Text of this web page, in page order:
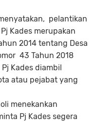
pelantikan
Kades merupakan
2014 tentang Desa
43 Tahun 2018
Kades diambil
atau pejabat yang
menekankan
Pj Kades segera